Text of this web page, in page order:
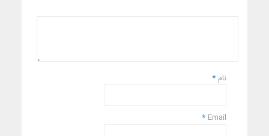
نام *
Email
*